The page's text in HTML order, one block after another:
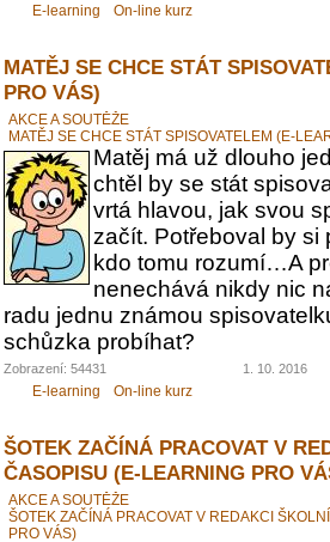
E-learning On-line kurz
MATĚJ SE CHCE STÁT
PRO VÁS)
AKCE A SOUTĚŽE
MATĚJ SE CHCE STÁT SPISOVATELEM (E-
Matěj má už dlouho
chtěl by se stát
vrtá hlavou, jak svou
začít. Potřeboval by si
kdo tomu rozumí…A
nenechává nikdy nic
radu jednu známou
schůzka probíhat?
Zobrazení: 54431 1. 10. 2016
E-learning On-line kurz
ŠOTEK ZAČÍNÁ PRACOVAT V
ČASOPISU (E-LEARNING PRO
AKCE A SOUTĚŽE
ŠOTEK ZAČÍNÁ PRACOVAT V REDAKCI
PRO VÁS)